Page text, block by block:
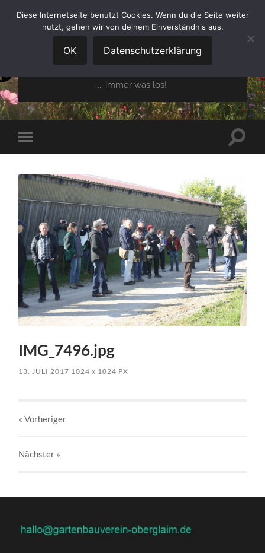
GARTENBAUVEREIN
OBERGLAIM E.V.
... immer was los!
Mobile-
Menü
IMG_7496.jpg
13. JULI 2017 1024x 1024 PX
« Vorheriger
Nächster »
Diese Internetseite benutzt Cookies. Wenn du die Seite weiter
nutzt, gehen wir von deinem Einverständnis aus.
OK Datenschutzerklärung